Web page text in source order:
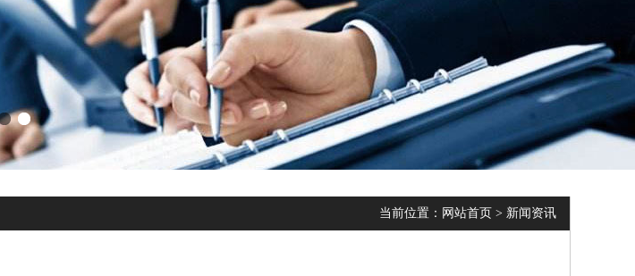
当前位置： 网站首页 > 新闻资讯